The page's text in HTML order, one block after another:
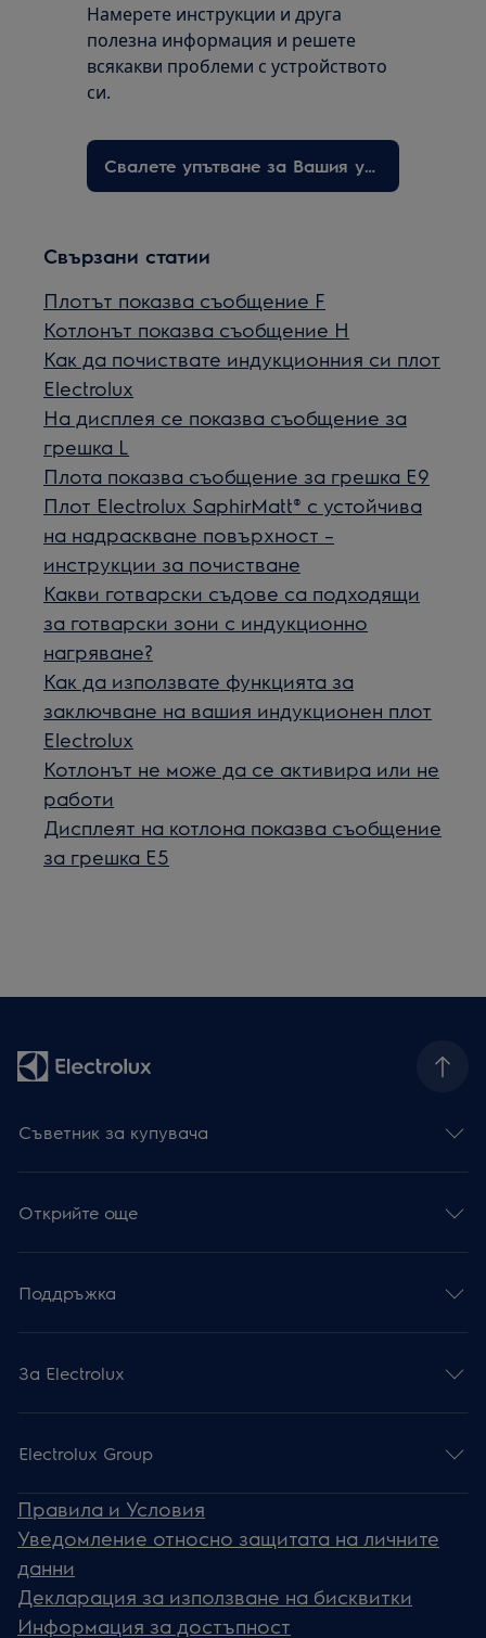
Намерете инструкции и друга
полезна информация и решете
всякакви проблеми с устройството
си.
Свалете упътване за Вашия уред
Свързани статии
Плотът показва съобщение F
Котлонът показва съобщение H
Как да почиствате индукционния си плот
Electrolux
На дисплея се показва съобщение за
грешка L
Плота показва съобщение за грешка E9
Плот Electrolux SaphirMatt® с устойчивa
на надраскване повърхност –
инструкции за почистване
Какви готварски съдове са подходящи
за готварски зони с индукционно
нагряване?
Как да използвате функцията за
заключване на вашия индукционен плот
Electrolux
Котлонът не може да се активира или не
работи
Дисплеят на котлона показва съобщение
за грешка Е5
Съветник за купувача
Открийте още
Поддръжка
За Electrolux
Electrolux Group
Правила и Условия
Уведомление относно защитата на личните
данни
Декларация за използване на бисквитки
Информация за достъпност